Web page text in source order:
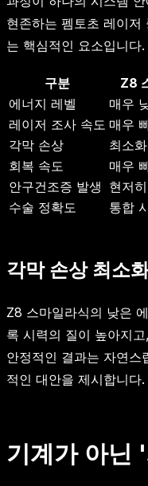
현존하는 펨토초 레이
는 핵심적인 요소입니다.
구분 Z8
에너지 레벨
매우
레이저 조사 속도 매우
각막 손상
최소
회복 속도
매우
안구건조증 발생 현저
수술 정확도
통합
각막 손상 최소
Z8 스마일라식의 낮은
록 시력의 질이 높아지
안정적인 결과는 자연스
적인 대안을 제시합니다.
기계가 아닌